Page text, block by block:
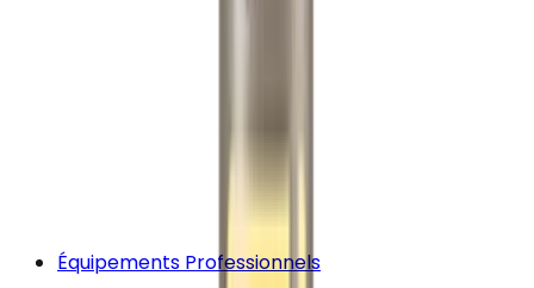
Équipements Professionnels